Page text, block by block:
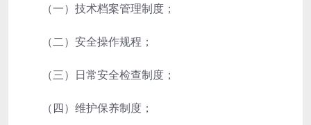
（一）技术档案管理制度；
（二）安全操作规程；
（三）日常安全检查制度；
（四）维护保养制度；